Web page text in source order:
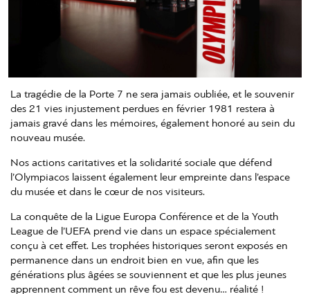
La tragédie de la Porte 7 ne sera jamais oubliée, et le souvenir
des 21 vies injustement perdues en février 1981 restera à
jamais gravé dans les mémoires, également honoré au sein du
nouveau musée.
Nos actions caritatives et la solidarité sociale que défend
l’Olympiacos laissent également leur empreinte dans l’espace
du musée et dans le cœur de nos visiteurs.
La conquête de la Ligue Europa Conférence et de la Youth
League de l’UEFA prend vie dans un espace spécialement
conçu à cet effet. Les trophées historiques seront exposés en
permanence dans un endroit bien en vue, afin que les
générations plus âgées se souviennent et que les plus jeunes
apprennent comment un rêve fou est devenu… réalité !